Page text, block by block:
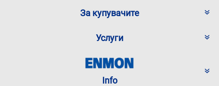
За купувачите
Услуги
Info